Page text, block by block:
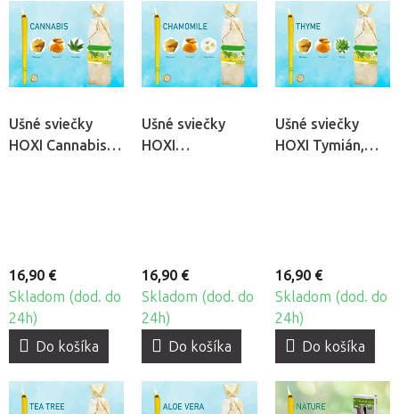
Ušné sviečky
HOXI Cannabis,
16,90 €
Skladom (dod. do
24h)
Do košíka
Ušné sviečky
HOXI
16,90 €
Skladom (dod. do
24h)
Do košíka
Ušné sviečky
HOXI Tymián,
16,90 €
Skladom (dod. do
24h)
Do košíka